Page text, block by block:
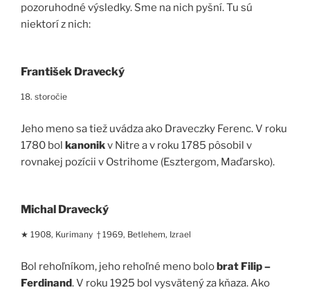
pozoruhodné výsledky. Sme na nich pyšní. Tu sú
niektorí z nich:
František Dravecký
18. storočie
Jeho meno sa tiež uvádza ako Draveczky Ferenc. V roku
1780 bol kanonikv Nitre a v roku 1785 pôsobil v
rovnakej pozícii v Ostrihome (Esztergom, Maďarsko).
Michal Dravecký
★ 1908, Kurimany † 1969, Betlehem, Izrael
Bol rehoľníkom, jeho rehoľné meno bolobrat Filip –
Ferdinand. V roku 1925 bol vysvätený za kňaza. Ako